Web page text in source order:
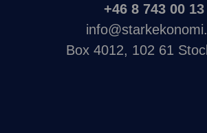
+46 8 743 00 13
Box 4012, 102 61